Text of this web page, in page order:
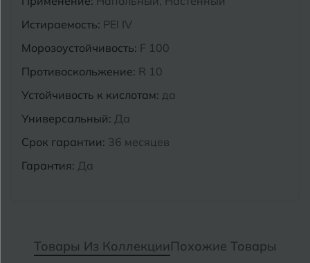
Истираемость: PEI IV
Морозоустойчивость: F 100
Противоскольжение: R 10
Устойчивость к кислотам: да
Универсальный: Да
Срок гарантии: 36 месяцев
Гарантия: Да
Товары Из КоллекцииПохожие Товары